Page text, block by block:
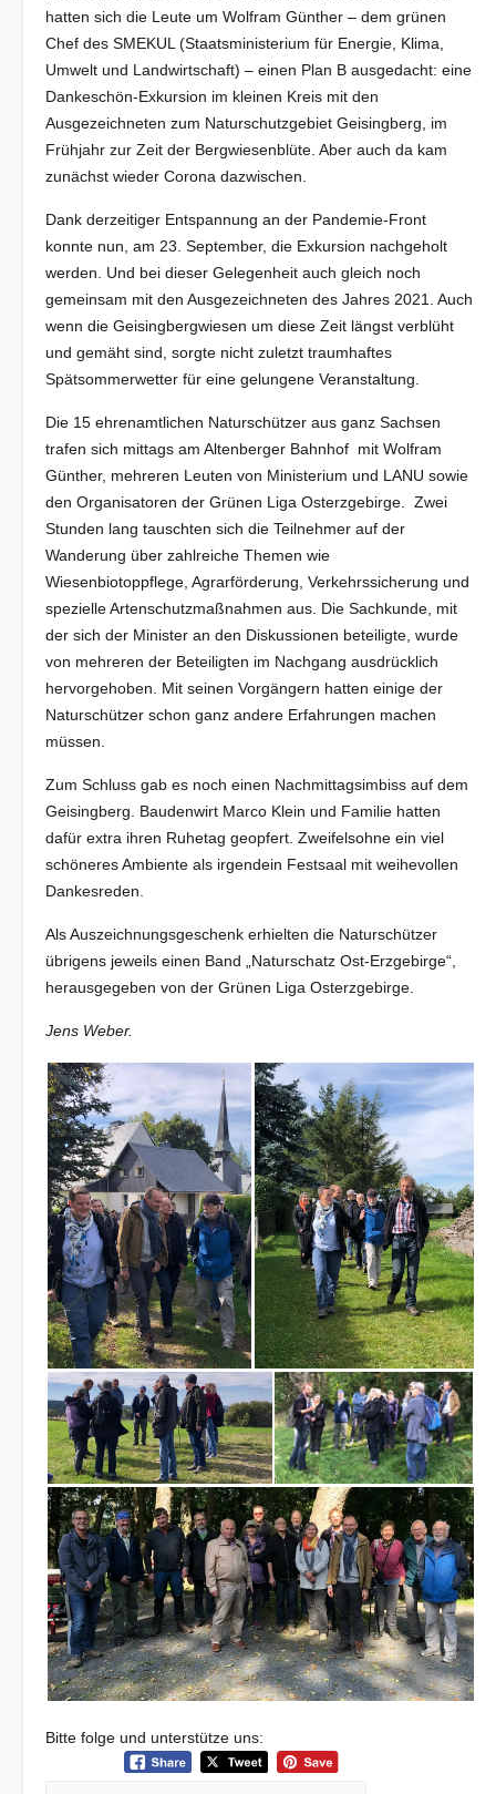
hatten sich die Leute um Wolfram Günther – dem grünen
Chef des SMEKUL (Staatsministerium für Energie, Klima,
Umwelt und Landwirtschaft) – einen Plan B ausgedacht: eine
Dankeschön-Exkursion im kleinen Kreis mit den
Ausgezeichneten zum Naturschutzgebiet Geisingberg, im
Frühjahr zur Zeit der Bergwiesenblüte. Aber auch da kam
zunächst wieder Corona dazwischen.
Dank derzeitiger Entspannung an der Pandemie-Front
konnte nun, am 23. September, die Exkursion nachgeholt
werden. Und bei dieser Gelegenheit auch gleich noch
gemeinsam mit den Ausgezeichneten des Jahres 2021. Auch
wenn die Geisingbergwiesen um diese Zeit längst verblüht
und gemäht sind, sorgte nicht zuletzt traumhaftes
Spätsommerwetter für eine gelungene Veranstaltung.
Die 15 ehrenamtlichen Naturschützer aus ganz Sachsen
trafen sich mittags am Altenberger Bahnhof mit Wolfram
Günther, mehreren Leuten von Ministerium und LANU sowie
den Organisatoren der Grünen Liga Osterzgebirge. Zwei
Stunden lang tauschten sich die Teilnehmer auf der
Wanderung über zahlreiche Themen wie
Wiesenbiotoppflege, Agrarförderung, Verkehrssicherung und
spezielle Artenschutzmaßnahmen aus. Die Sachkunde, mit
der sich der Minister an den Diskussionen beteiligte, wurde
von mehreren der Beteiligten im Nachgang ausdrücklich
hervorgehoben. Mit seinen Vorgängern hatten einige der
Naturschützer schon ganz andere Erfahrungen machen
müssen.
Zum Schluss gab es noch einen Nachmittagsimbiss auf dem
Geisingberg. Baudenwirt Marco Klein und Familie hatten
dafür extra ihren Ruhetag geopfert. Zweifelsohne ein viel
schöneres Ambiente als irgendein Festsaal mit weihevollen
Dankesreden.
Als Auszeichnungsgeschenk erhielten die Naturschützer
übrigens jeweils einen Band „Naturschatz Ost-Erzgebirge“,
herausgegeben von der Grünen Liga Osterzgebirge.
Jens Weber.
Bitte folge und unterstütze uns: